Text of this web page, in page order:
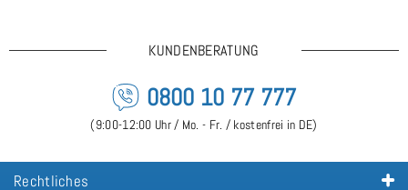
KUNDENBERATUNG
0800 10 77 777
(9:00-12:00 Uhr / Mo. - Fr. / kostenfrei in DE)
Rechtliches